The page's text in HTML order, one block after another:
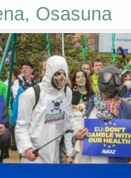
, Osasuna